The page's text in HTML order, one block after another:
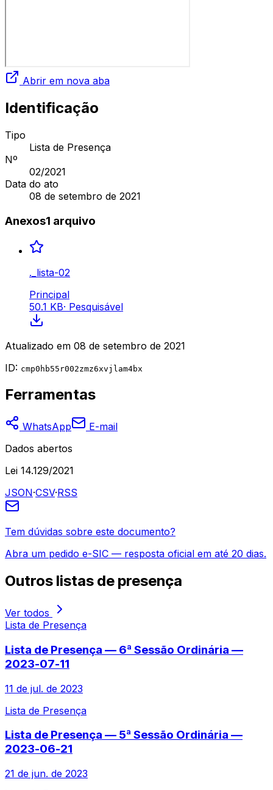
Abrir em nova aba
Identificação
Tipo
Lista de Presença
Nº
02/2021
Data do ato
08 de setembro de 2021
Anexos1 arquivo
._lista-02
Principal
50.1 KB· Pesquisável
Atualizado em 08 de setembro de 2021
ID: cmp0hb55r002zmz6xvjlam4bx
Ferramentas
WhatsApp
E-mail
Dados abertos
Lei 14.129/2021
JSON·CSV·RSS
Tem dúvidas sobre este documento?
Abra um pedido e-SIC — resposta oficial em até 20 dias.
Outros listas de presença
Ver todos
Lista de Presença
Lista de Presença — 6ª Sessão Ordinária —
2023-07-11
11 de jul. de 2023
Lista de Presença
Lista de Presença — 5ª Sessão Ordinária —
2023-06-21
21 de jun. de 2023